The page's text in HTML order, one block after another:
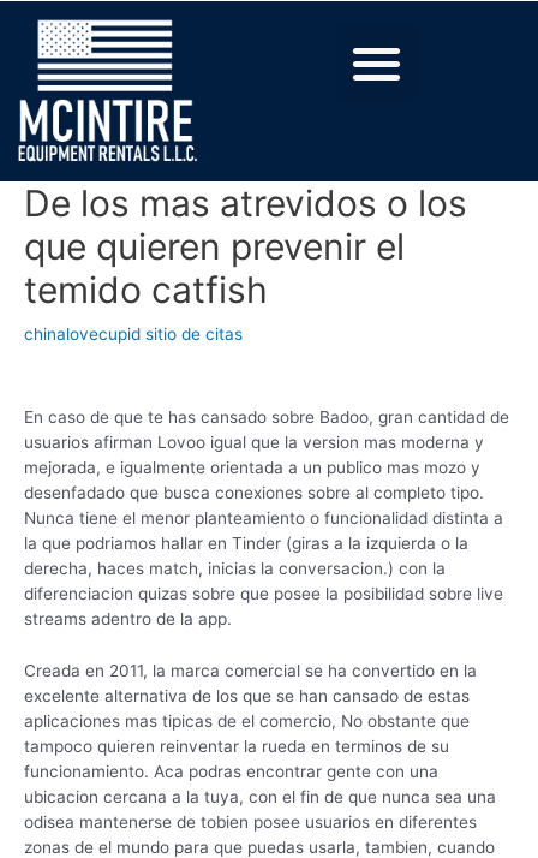
De los mas atrevidos o los
que quieren prevenir el
temido catfish
chinalovecupid sitio de citas
En caso de que te has cansado sobre Badoo, gran cantidad de
usuarios afirman Lovoo igual que la version mas moderna y
mejorada, e igualmente orientada a un publico mas mozo y
desenfadado que busca conexiones sobre al completo tipo.
Nunca tiene el menor planteamiento o funcionalidad distinta a
la que podriamos hallar en Tinder (giras a la izquierda o la
derecha, haces match, inicias la conversacion.) con la
diferenciacion quizas sobre que posee la posibilidad sobre live
streams adentro de la app.
Creada en 2011, la marca comercial se ha convertido en la
excelente alternativa de los que se han cansado de estas
aplicaciones mas tipicas de el comercio, No obstante que
tampoco quieren reinventar la rueda en terminos de su
funcionamiento. Aca podras encontrar gente con una
ubicacion cercana a la tuya, con el fin de que nunca sea una
odisea mantenerse de tobien posee usuarios en diferentes
zonas de el mundo para que puedas usarla, tambien, cuando